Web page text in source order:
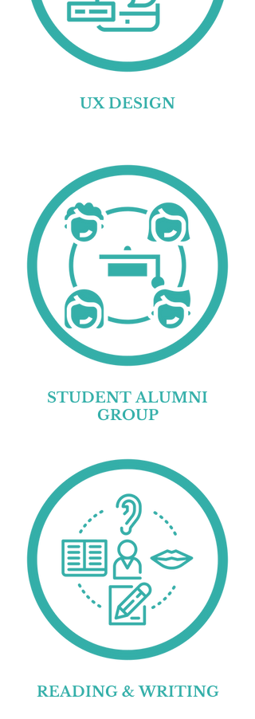
UX DESIGN
STUDENT ALUMNI
GROUP
READING & WRITING